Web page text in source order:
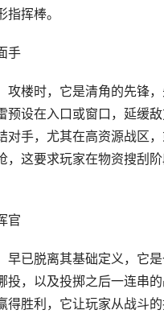
挥棒。
手
攻楼时，它是清角的先锋
预设在入口或窗口，延缓
对手，尤其在高资源战区
，这要求玩家在物资搜刮
官
早已脱离其基础定义，它
投，以及投掷之后一连串
得胜利，它让玩家从战斗